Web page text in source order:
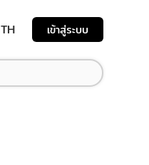
TH เข้าสู่ระบบ